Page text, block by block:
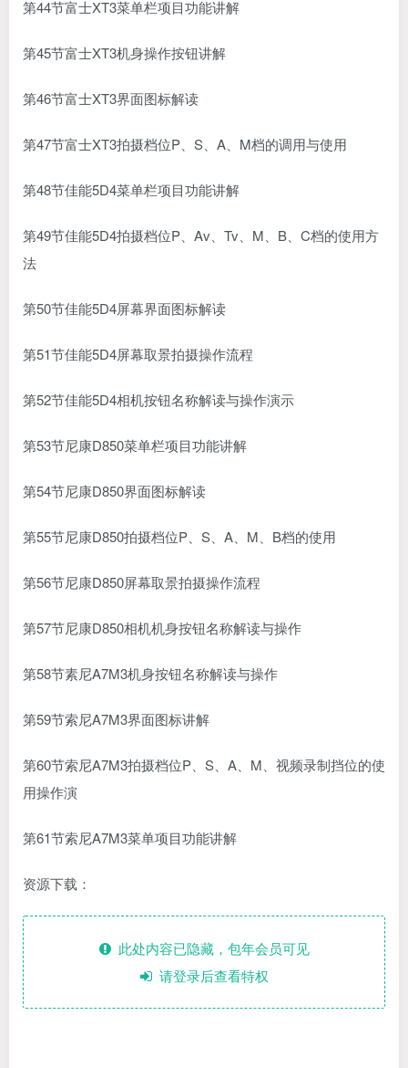
第44节富士XT3菜单栏项目功能讲解
第45节富士XT3机身操作按钮讲解
第46节富士XT3界面图标解读
第47节富士XT3拍摄档位P、S、A、M档的调用与使用
第48节佳能5D4菜单栏项目功能讲解
第49节佳能5D4拍摄档位P、Av、Tv、M、B、C档的使用方
法
第50节佳能5D4屏幕界面图标解读
第51节佳能5D4屏幕取景拍摄操作流程
第52节佳能5D4相机按钮名称解读与操作演示
第53节尼康D850菜单栏项目功能讲解
第54节尼康D850界面图标解读
第55节尼康D850拍摄档位P、S、A、M、B档的使用
第56节尼康D850屏幕取景拍摄操作流程
第57节尼康D850相机机身按钮名称解读与操作
第58节素尼A7M3机身按钮名称解读与操作
第59节索尼A7M3界面图标讲解
第60节索尼A7M3拍摄档位P、S、A、M、视频录制挡位的使
用操作演
第61节索尼A7M3菜单项目功能讲解
资源下载：
此处内容已隐藏，包年会员可见
请登录后查看特权